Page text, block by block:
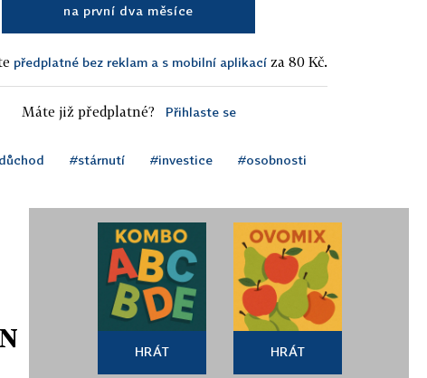
na první dva měsíce
předplatné bez reklam a s mobilní aplikací za 80 Kč.
Máte již předplatné? Přihlaste se
#stárnutí #investice #osobnosti
HRÁT HRÁT